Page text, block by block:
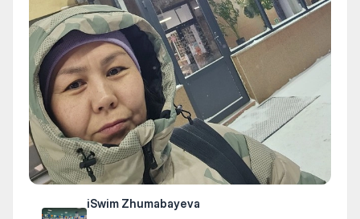
iSwim Zhumabayeva